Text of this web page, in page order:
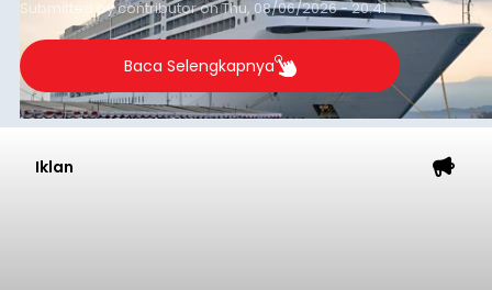
Submitted bycontributoronThu, 08/06/2026 - 20:41
Baca Selengkapnya
Iklan